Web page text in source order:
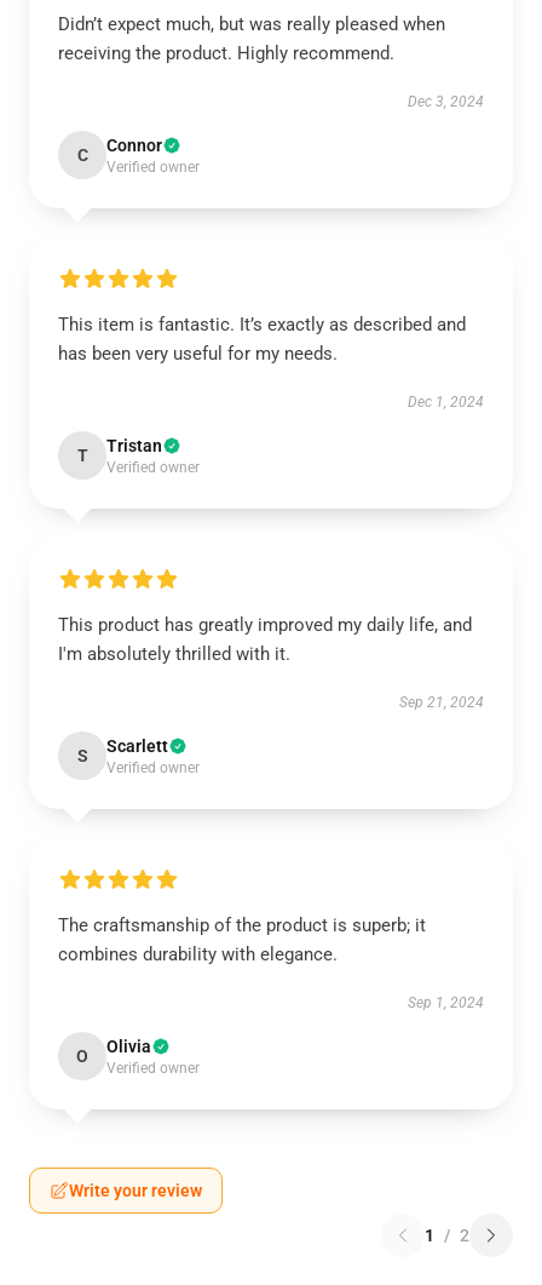
Didn’t expect much, but was really pleased when
receiving the product. Highly recommend.
Dec 3, 2024
C Connor
Verified owner
This item is fantastic. It’s exactly as described and
has been very useful for my needs.
Dec 1, 2024
T Tristan
Verified owner
This product has greatly improved my daily life, and
I'm absolutely thrilled with it.
Sep 21, 2024
S Scarlett
Verified owner
The craftsmanship of the product is superb; it
combines durability with elegance.
Sep 1, 2024
O Olivia
Verified owner
Write your review
1 / 2